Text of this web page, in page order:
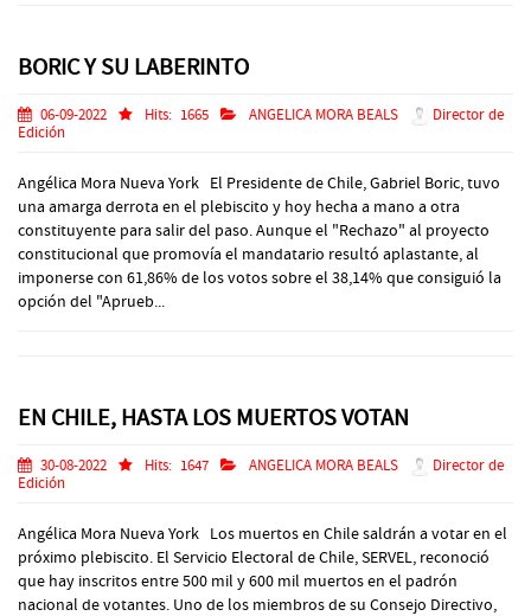
BORIC Y SU LABERINTO
06-09-2022 Hits: 1665 ANGELICA MORA BEALS
Director de
Edición
Angélica Mora Nueva York El Presidente de Chile, Gabriel Boric, tuvo
una amarga derrota en el plebiscito y hoy hecha a mano a otra
constituyente para salir del paso. Aunque el "Rechazo" al proyecto
constitucional que promovía el mandatario resultó aplastante, al
imponerse con 61,86% de los votos sobre el 38,14% que consiguió la
opción del "Aprueb...
EN CHILE, HASTA LOS MUERTOS VOTAN
30-08-2022 Hits: 1647 ANGELICA MORA BEALS
Director de
Edición
Angélica Mora Nueva York Los muertos en Chile saldrán a votar en el
próximo plebiscito. El Servicio Electoral de Chile, SERVEL, reconoció
que hay inscritos entre 500 mil y 600 mil muertos en el padrón
nacional de votantes. Uno de los miembros de su Consejo Directivo,